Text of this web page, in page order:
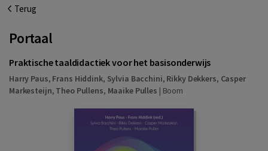
Terug
Portaal
Praktische taaldidactiek voor het basisonderwijs
Harry Paus, Frans Hiddink, Sylvia Bacchini, Rikky Dekkers, Casper
Markesteijn, Theo Pullens, Maaike Pulles | Boom